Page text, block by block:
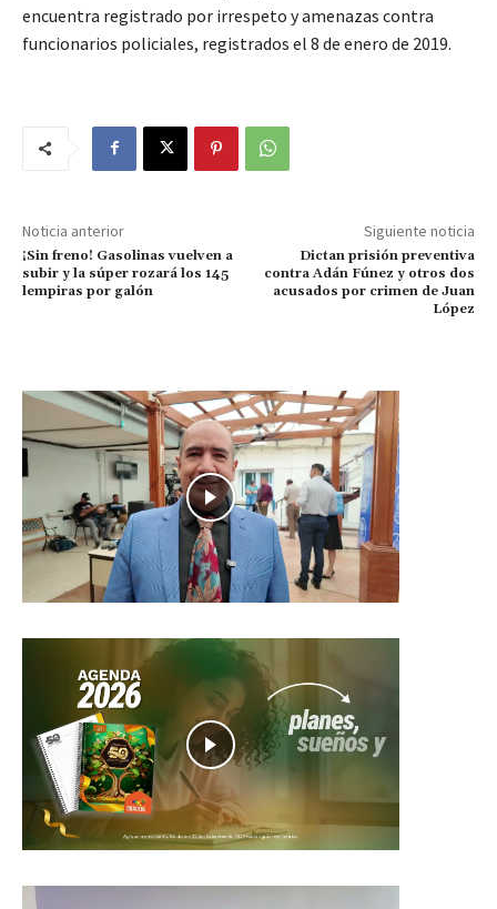
encuentra registrado por irrespeto y amenazas contra
funcionarios policiales, registrados el 8 de enero de 2019.
Noticia anterior
¡Sin freno! Gasolinas vuelven a
subir y la súper rozará los 145
lempiras por galón
Siguiente noticia
Dictan prisión preventiva
contra Adán Fúnez y otros dos
acusados por crimen de Juan
López